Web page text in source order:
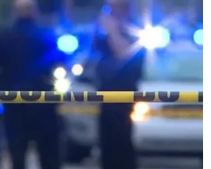
thành phố New York, Mỹ. (Ảnh: